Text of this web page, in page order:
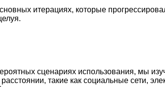
итерациях, которые
сценариях использования, мы
такие как социальные сети,